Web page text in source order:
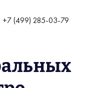
+7 (499) 285-03-79